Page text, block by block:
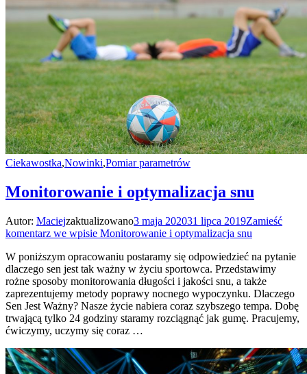
Ciekawostka,Nowinki,Pomiar parametrów
Monitorowanie i optymalizacja snu
Autor: Maciejzaktualizowano3 maja 202031 lipca 2019Zamieść
komentarz we wpisie Monitorowanie i optymalizacja snu
W poniższym opracowaniu postaramy się odpowiedzieć na pytanie
dlaczego sen jest tak ważny w życiu sportowca. Przedstawimy
rożne sposoby monitorowania długości i jakości snu, a także
zaprezentujemy metody poprawy nocnego wypoczynku. Dlaczego
Sen Jest Ważny? Nasze życie nabiera coraz szybszego tempa. Dobę
trwającą tylko 24 godziny staramy rozciągnąć jak gumę. Pracujemy,
ćwiczymy, uczymy się coraz …